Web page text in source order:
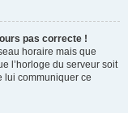
pas correcte !
horaire mais que
l’horloge du serveur soit
lui communiquer ce